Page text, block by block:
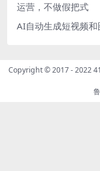
运营，不做假把式
AI自动生成短视频
Copyright © 2017 - 2022